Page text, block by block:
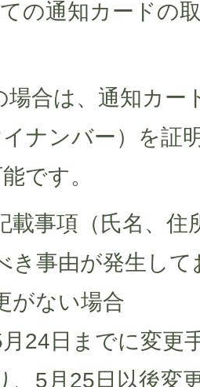
の通知カードの
場合は、通知カー
ナンバー）を証
です。
載事項（氏名、住
き事由が発生し
がない場合
24日までに変更
、5月25日以後変